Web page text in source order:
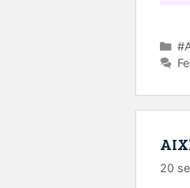
20